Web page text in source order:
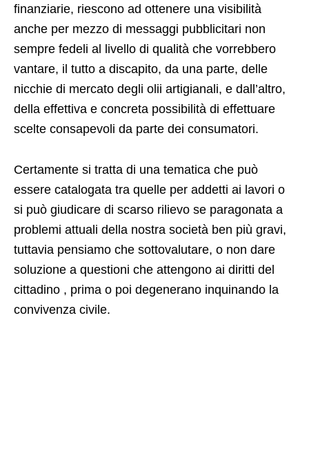
finanziarie, riescono ad ottenere una visibilità
anche per mezzo di messaggi pubblicitari non
sempre fedeli al livello di qualità che vorrebbero
vantare, il tutto a discapito, da una parte, delle
nicchie di mercato degli olii artigianali, e dall’altro,
della effettiva e concreta possibilità di effettuare
scelte consapevoli da parte dei consumatori.
Certamente si tratta di una tematica che può
essere catalogata tra quelle per addetti ai lavori o
si può giudicare di scarso rilievo se paragonata a
problemi attuali della nostra società ben più gravi,
tuttavia pensiamo che sottovalutare, o non dare
soluzione a questioni che attengono ai diritti del
cittadino , prima o poi degenerano inquinando la
convivenza civile.